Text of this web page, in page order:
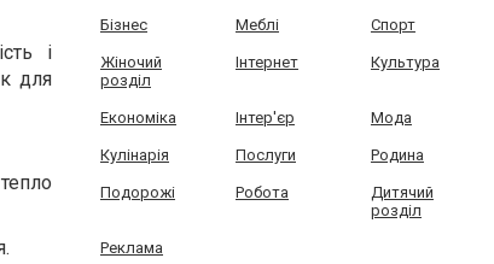
і
для
Бізнес Меблі Спорт
Жіночий
розділ
Інтернет Культура
Економіка Інтер'єр Мода
Кулінарія Послуги Родина
Подорожі Робота
Дитячий
розділ
Реклама